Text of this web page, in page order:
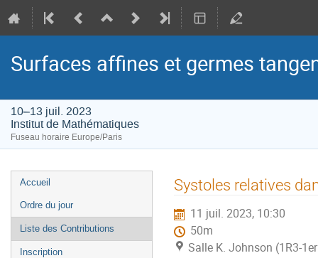
Surfaces affines et germes
10–13 juil. 2023
Institut de Mathématiques
Fuseau horaire Europe/Paris
Menu
de
l'événement
Accueil
Ordre du jour
Liste des Contributions
Inscription
Systoles relatives
11 juil. 2023, 10:30
50m
Salle K. Johnson (1R3-